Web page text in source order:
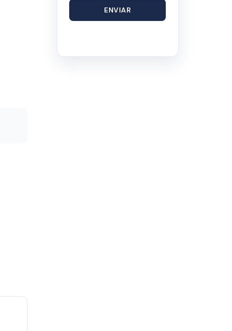
ENVIAR